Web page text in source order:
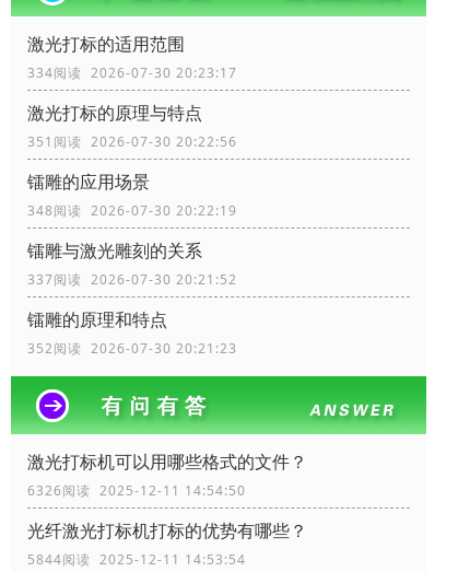
激光打标的适用范围
334阅读 2026-07-30 20:23:17
激光打标的原理与特点
351阅读 2026-07-30 20:22:56
镭雕的应用场景
348阅读 2026-07-30 20:22:19
镭雕与激光雕刻的关系
337阅读 2026-07-30 20:21:52
镭雕的原理和特点
352阅读 2026-07-30 20:21:23
激光打标机可以用哪些格式的文件？
6326阅读 2025-12-11 14:54:50
光纤激光打标机打标的优势有哪些？
5844阅读 2025-12-11 14:53:54